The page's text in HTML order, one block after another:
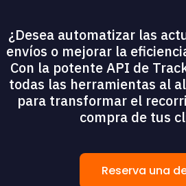
¿Desea automatizar las
envíos o mejorar la
Con la potente API de
todas las herramientas al
para transformar el
compra de tus
Reserva una